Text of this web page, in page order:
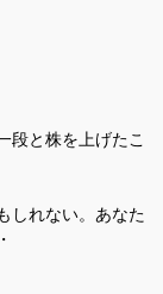
段と株を上げたこ
しれない。あなた